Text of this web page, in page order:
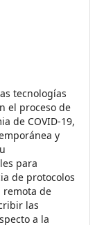
tecnologías
el proceso de
de COVID-19,
y
para
de protocolos
remota de
las
a la